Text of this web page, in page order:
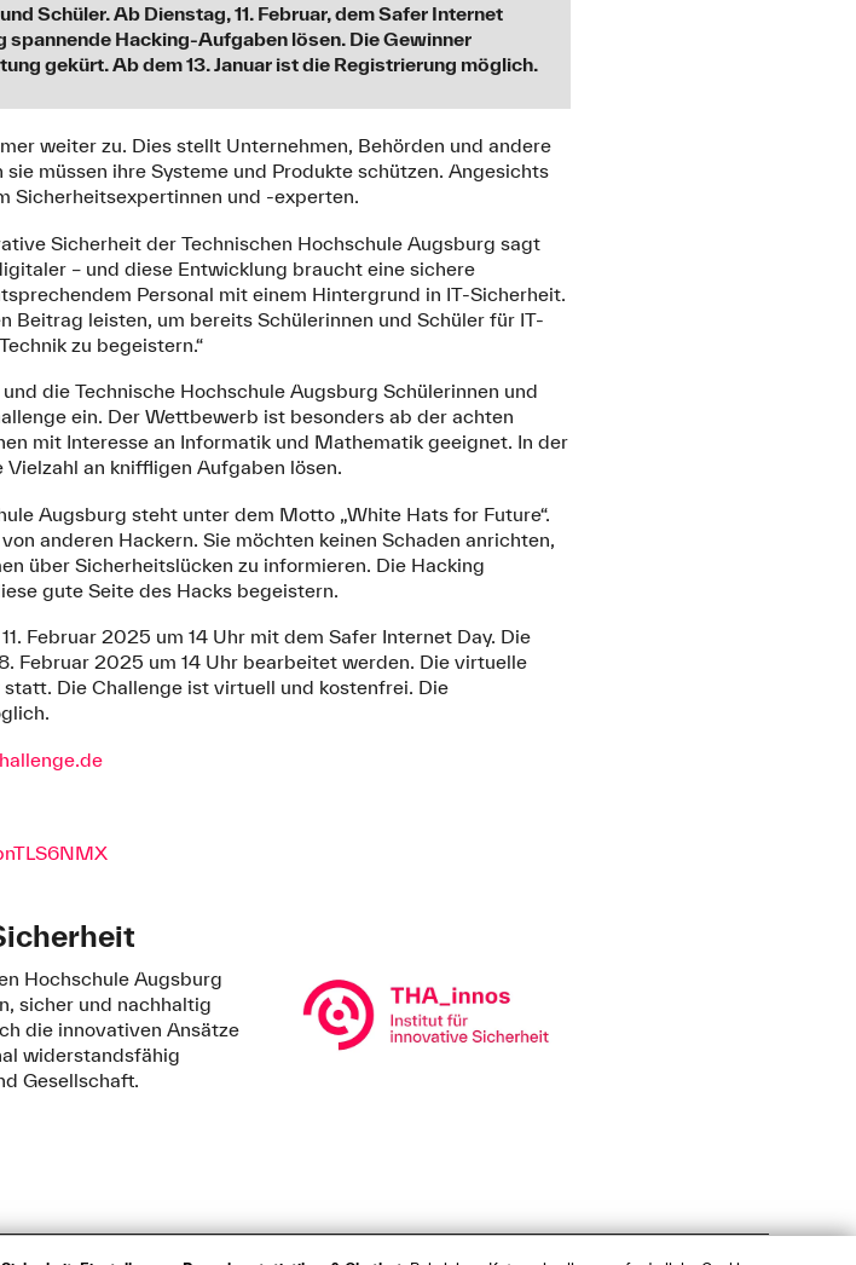
Schüler. Ab Dienstag, 11. Februar, dem Safer Internet
spannende Hacking-Aufgaben lösen. Die Gewinner
gekürt. Ab dem 13. Januar ist die Registrierung möglich.
weiter zu. Dies stellt Unternehmen, Behörden und andere
müssen ihre Systeme und Produkte schützen. Angesichts
Sicherheitsexpertinnen und -experten.
Sicherheit der Technischen Hochschule Augsburg sagt
– und diese Entwicklung braucht eine sichere
Personal mit einem Hintergrund in IT-Sicherheit.
Beitrag leisten, um bereits Schülerinnen und Schüler für IT-
zu begeistern.“
die Technische Hochschule Augsburg Schülerinnen und
ein. Der Wettbewerb ist besonders ab der achten
mit Interesse an Informatik und Mathematik geeignet. In der
an kniffligen Aufgaben lösen.
Augsburg steht unter dem Motto „White Hats for Future“.
anderen Hackern. Sie möchten keinen Schaden anrichten,
über Sicherheitslücken zu informieren. Die Hacking
gute Seite des Hacks begeistern.
Februar 2025 um 14 Uhr mit dem Safer Internet Day. Die
Februar 2025 um 14 Uhr bearbeitet werden. Die virtuelle
Die Challenge ist virtuell und kostenfrei. Die
Hochschule Augsburg
sicher und nachhaltig
die innovativen Ansätze
widerstandsfähig
Gesellschaft.